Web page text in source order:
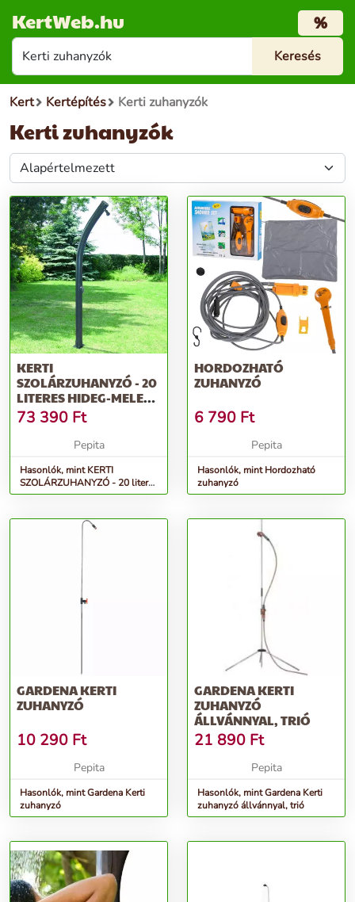
KertWeb.hu %
Kert Kertépítés Kerti zuhanyzók
Kerti zuhanyzók
KERTI
SZOLÁRZUHANYZÓ - 20
LITERES HIDEG-MELEG
VIZES 208 CM MAGAS...
73 390 Ft
Pepita
Hasonlók, mint KERTI
SZOLÁRZUHANYZÓ - 20 literes
hideg-meleg vizes 208 cm
HORDOZHATÓ
ZUHANYZÓ
6 790 Ft
Pepita
Hasonlók, mint Hordozható
zuhanyzó
GARDENA KERTI
ZUHANYZÓ
10 290 Ft
Pepita
Hasonlók, mint Gardena Kerti
zuhanyzó
GARDENA KERTI
ZUHANYZÓ
ÁLLVÁNNYAL, TRIÓ
21 890 Ft
Pepita
Hasonlók, mint Gardena Kerti
zuhanyzó állvánnyal, trió